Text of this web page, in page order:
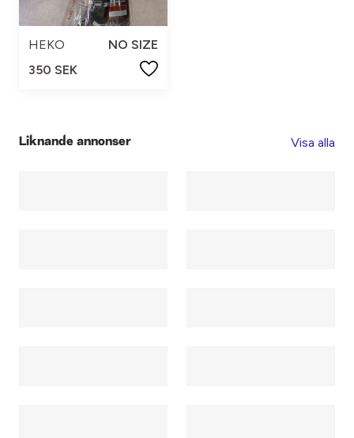
HEKO
NO SIZE
350 SEK
Liknande annonser Visa alla